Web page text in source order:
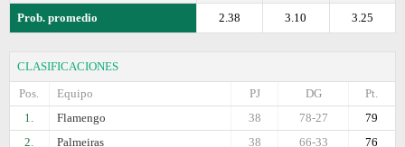
Prob. promedio 3.25
3.10
2.38
CLASIFICACIONES
Pos.
Equipo Pt.
DG
PJ
1.
Flamengo 79
78-27
38
2.
Palmeiras 76
66-33
38